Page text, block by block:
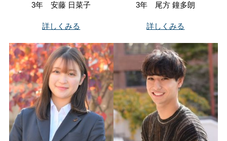
3年 安藤 日菜子
詳しくみる
3年 尾方 鐘多朗
詳しくみる